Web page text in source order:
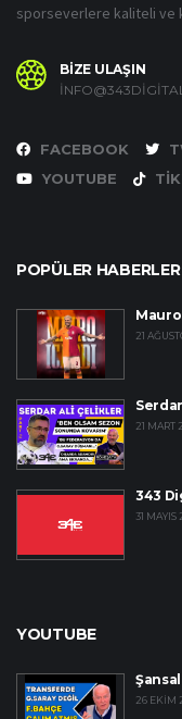
sporseverlere kaliteli ve
BİZE ULAŞIN
FACEBOOK
YOUTUBE
POPÜLER HABERLER
21
21 MART
343
31 MAYIS
YOUTUBE
26 EKIM